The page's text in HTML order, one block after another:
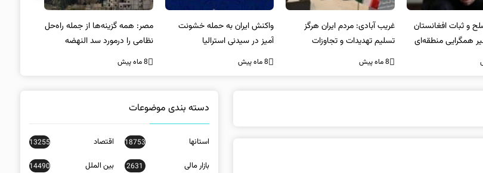
و ثبات افغانستان
همگرایی منطقه‌ای
غریب آبادی: مردم ایران هرگز
تسلیم تهدیدات و تجاوزات
نخواهند شد و متحد و منسجم
8 ماه پیش
واکنش ایران به حمله خشونت
آمیز در سیدنی استرالیا
8 ماه پیش
مصر: همه گزینه‌ها از جمله راه‌حل
نظامی را درمورد سد النهضه
بررسی می‌کنیم
8 ماه پیش
دسته بندی موضوعات
استانها 18753 اقتصاد 13255
بازار مالی 2631 بین الملل 14490